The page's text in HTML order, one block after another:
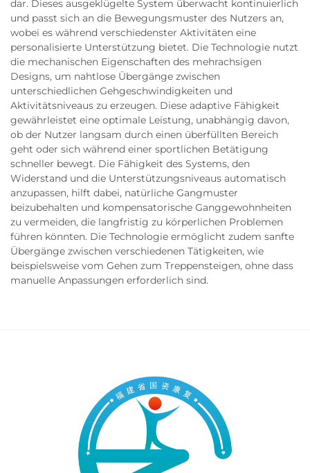
dar. Dieses ausgeklügelte System überwacht kontinuierlich
und passt sich an die Bewegungsmuster des Nutzers an,
wobei es während verschiedenster Aktivitäten eine
personalisierte Unterstützung bietet. Die Technologie nutzt
die mechanischen Eigenschaften des mehrachsigen
Designs, um nahtlose Übergänge zwischen
unterschiedlichen Gehgeschwindigkeiten und
Aktivitätsniveaus zu erzeugen. Diese adaptive Fähigkeit
gewährleistet eine optimale Leistung, unabhängig davon,
ob der Nutzer langsam durch einen überfüllten Bereich
geht oder sich während einer sportlichen Betätigung
schneller bewegt. Die Fähigkeit des Systems, den
Widerstand und die Unterstützungsniveaus automatisch
anzupassen, hilft dabei, natürliche Gangmuster
beizubehalten und kompensatorische Ganggewohnheiten
zu vermeiden, die langfristig zu körperlichen Problemen
führen könnten. Die Technologie ermöglicht zudem sanfte
Übergänge zwischen verschiedenen Tätigkeiten, wie
beispielsweise vom Gehen zum Treppensteigen, ohne dass
manuelle Anpassungen erforderlich sind.